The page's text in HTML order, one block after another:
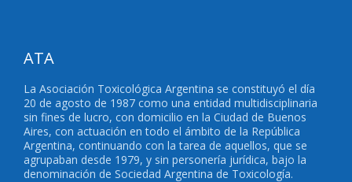
ATA
La Asociación Toxicológica Argentina se constituyó el día
20 de agosto de 1987 como una entidad multidisciplinaria
sin fines de lucro, con domicilio en la Ciudad de Buenos
Aires, con actuación en todo el ámbito de la República
Argentina, continuando con la tarea de aquellos, que se
agrupaban desde 1979, y sin personería jurídica, bajo la
denominación de Sociedad Argentina de Toxicología.